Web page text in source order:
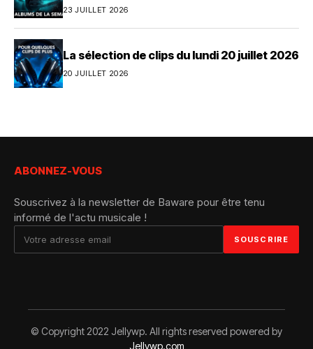
23 JUILLET 2026
La sélection de clips du lundi 20 juillet 2026
20 JUILLET 2026
ABONNEZ-VOUS
Souscrivez à la newsletter de Baware pour être tenu
informé de l'actu musicale !
© Copyright 2022 Jellywp. All rights reserved powered by
Jellywp.com